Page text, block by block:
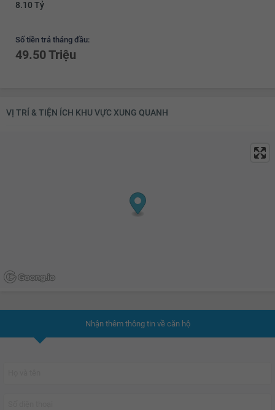
8.10 Tỷ
Số tiền trả tháng đầu:
49.50 Triệu
VỊ TRÍ & TIỆN ÍCH KHU VỰC XUNG QUANH
Nhận thêm thông tin về căn hộ